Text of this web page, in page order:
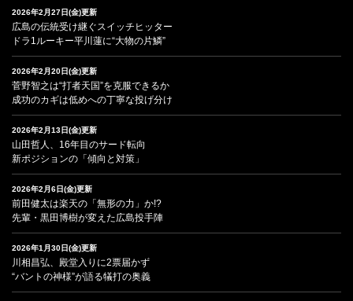
2026年2月27日(金)更新
広島の伝統受け継ぐスイッチヒッター
ドラ1ルーキー平川蓮に“大物の片鱗”
2026年2月20日(金)更新
菅野智之は“打者天国”を克服できるか
成功のカギは低めへの丁寧な投げ分け
2026年2月13日(金)更新
山田哲人、16年目のサード転向
新ポジションの「傾向と対策」
2026年2月6日(金)更新
前田健太は楽天の「無形の力」か!?
先輩・黒田博樹が変えた広島投手陣
2026年1月30日(金)更新
川相昌弘、殿堂入りに2票届かず
“バントの神様”が語る犠打の奥義